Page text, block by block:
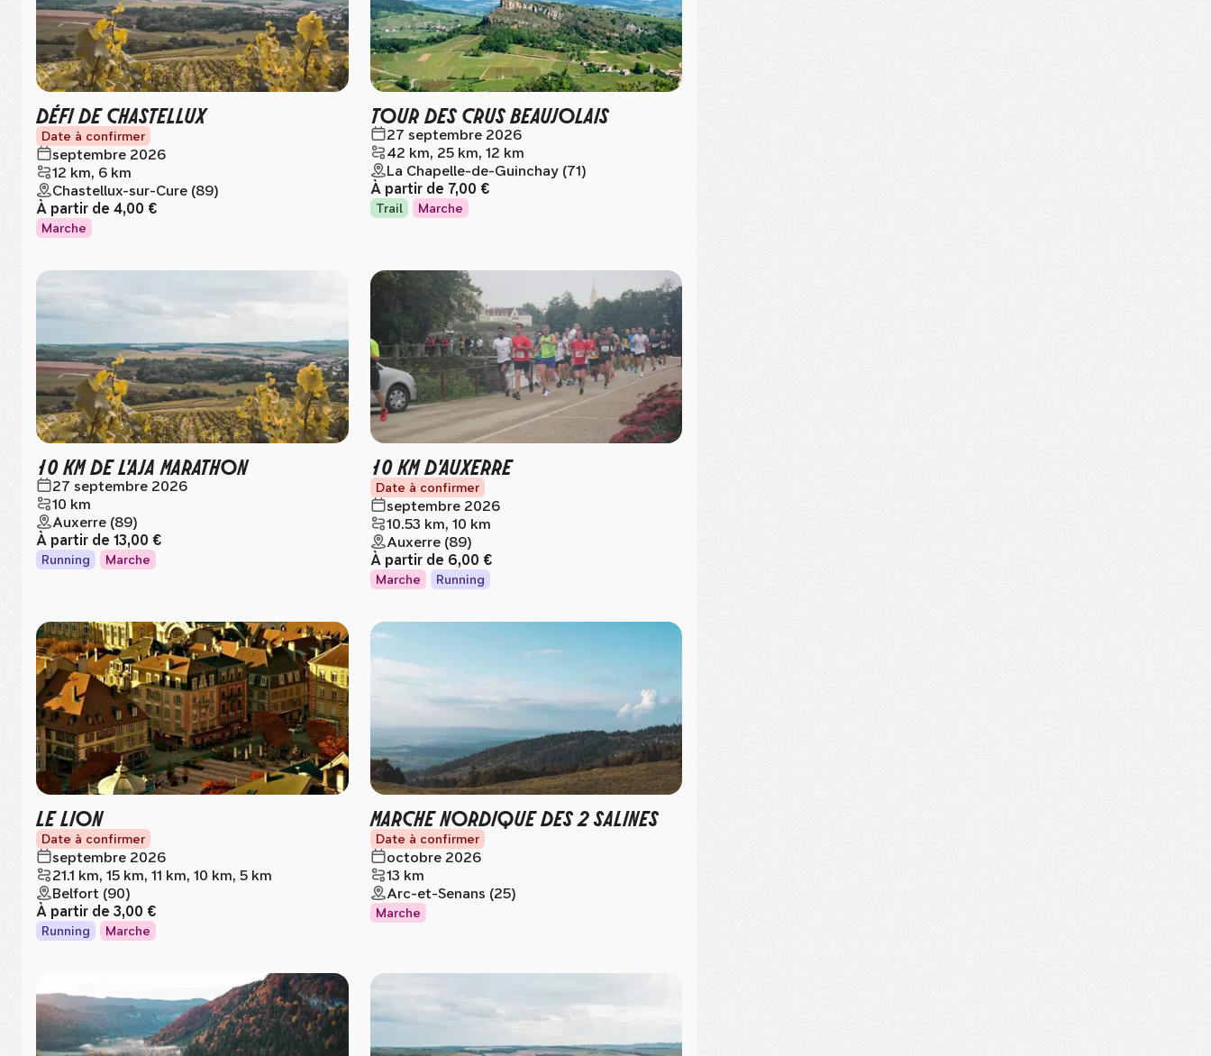
DÉFI DE CHASTELLUX
Date à confirmer
septembre 2026
12 km, 6 km
Chastellux-sur-Cure (89)
À partir de 4,00 €
Marche
TOUR DES CRUS BEAUJOLAIS
27 septembre 2026
42 km, 25 km, 12 km
La Chapelle-de-Guinchay (71)
À partir de 7,00 €
Trail Marche
10 KM DE L'AJA MARATHON
27 septembre 2026
10 km
Auxerre (89)
À partir de 13,00 €
Running Marche
10 KM D'AUXERRE
Date à confirmer
septembre 2026
10.53 km, 10 km
Auxerre (89)
À partir de 6,00 €
Marche Running
LE LION
Date à confirmer
septembre 2026
21.1 km, 15 km, 11 km, 10 km, 5 km
Belfort (90)
À partir de 3,00 €
Running Marche
MARCHE NORDIQUE DES 2 SALINES
Date à confirmer
octobre 2026
13 km
Arc-et-Senans (25)
Marche